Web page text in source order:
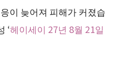
이 늦어져 피해가 커졌습
‘헤이세이 27년 8월 21일